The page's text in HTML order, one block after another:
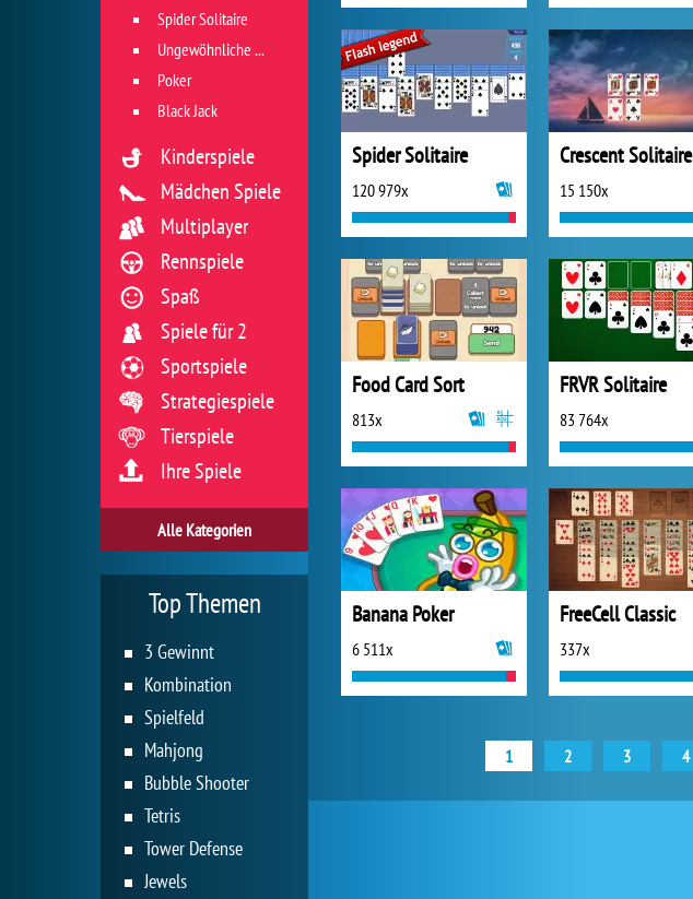
Spider Solitaire
120 979x
Crescent Solitaire
15 150x
Food Card Sort
813x
FRVR Solitaire
83 764x
Banana Poker
6 511x
FreeCell Classic
337x
1 2 3 4
Spider Solitaire
Ungewöhnliche Kartenspiele
Poker
Black Jack
Kinderspiele
Mädchen Spiele
Multiplayer
Rennspiele
Spaß
Spiele für 2
Sportspiele
Strategiespiele
Tierspiele
Ihre Spiele
Alle Kategorien
Top Themen
3 Gewinnt
Kombination
Spielfeld
Mahjong
Bubble Shooter
Tetris
Tower Defense
Jewels